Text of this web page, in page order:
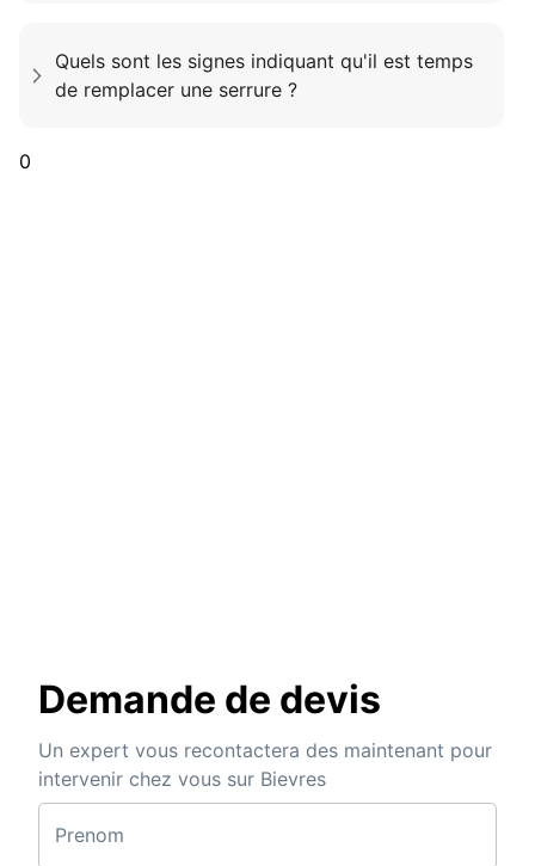
Quels sont les signes indiquant qu'il est temps
de remplacer une serrure ?
0
Demande de devis
Un expert vous recontactera des maintenant pour
intervenir chez vous sur Bievres
Prenom